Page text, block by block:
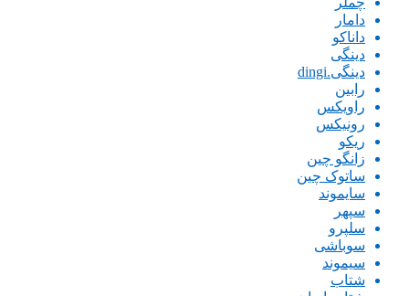
دامار
داناکو
دینگی
دینگی.dingi
رابین
راویکس
رونیکس
ریکو
زانگو چین
ساتوک چین
سایموند
سپهر
سلپرو
سوباشی
سیموند
شتاب